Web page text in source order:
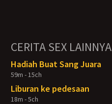
CERITA SEX LAINNYA
Hadiah Buat Sang Juara
59m - 15ch
Liburan ke pedesaan
18m - 5ch